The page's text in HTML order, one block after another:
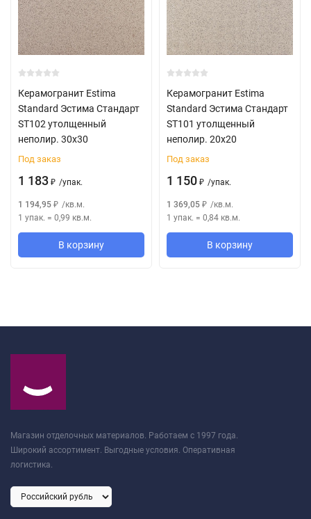
Керамогранит Estima
Standard Эстима Стандарт
ST102 утолщенный
неполир. 30х30
Под заказ
1 183 ₽ /упак.
1 194,95 ₽ /кв.м.
1 упак. = 0,99 кв.м.
В корзину
Керамогранит Estima
Standard Эстима Стандарт
ST101 утолщенный
неполир. 20х20
Под заказ
1 150 ₽ /упак.
1 369,05 ₽ /кв.м.
1 упак. = 0,84 кв.м.
В корзину
Магазин отделочных материалов. Работаем с 1997 года.
Широкий ассортимент. Выгодные условия. Оперативная
логистика.